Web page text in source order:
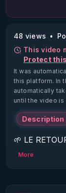
48 views
This video
Protect
It was
this platform. In
automatically
until the video is
Description
🌱 LE
2022)!
https://
More